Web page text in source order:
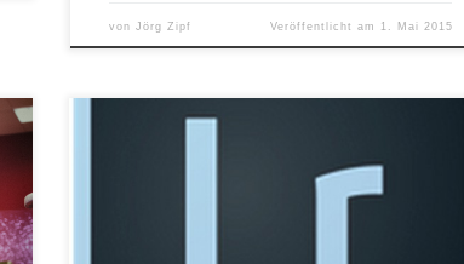
vonJörg Zipf Veröffentlicht am 1. Mai 2015
Zum Bearbeiten in Lightroom importiert man die Fotos
auf die lokale Festplatte damit die Bearbeitung schnell